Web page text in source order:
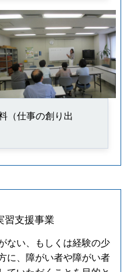
（仕事の創り出
習支援事業
ない、もしくは経験の少
に、障がい者や障がい者